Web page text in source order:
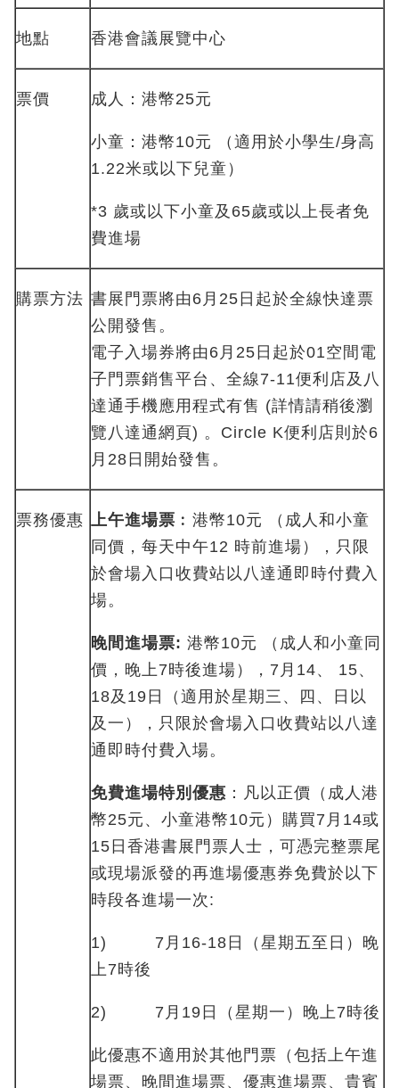
地點 香港會議展覽中心
票價 成人：港幣25元
小童：港幣10元 （適用於小學生/身高
1.22米或以下兒童）
*3 歲或以下小童及65歲或以上長者免
費進場
購票方法 書展門票將由6月25日起於全線快達票
公開發售。
電子入場券將由6月25日起於01空間電
子門票銷售平台、全線7-11便利店及八
達通手機應用程式有售 (詳情請稍後瀏
覽八達通網頁) 。Circle K便利店則於6
月28日開始發售。
票務優惠 上午進場票 ︰港幣10元 （成人和小童
同價，每天中午12 時前進場），只限
於會場入口收費站以八達通即時付費入
場。
晚間進場票: 港幣10元 （成人和小童同
價，晚上7時後進場），7月14、 15、
18及19日（適用於星期三、四、日以
及一），只限於會場入口收費站以八達
通即時付費入場。
免費進場特別優惠 ：凡以正價（成人港
幣25元、小童港幣10元）購買7月14或
15日香港書展門票人士，可憑完整票尾
或現場派發的再進場優惠券免費於以下
時段各進場一次:
1) 7月16-18日（星期五至日）晚
上7時後
2) 7月19日（星期一）晚上7時後
此優惠不適用於其他門票（包括上午進
場票、晚間進場票、優惠進場票、貴賓